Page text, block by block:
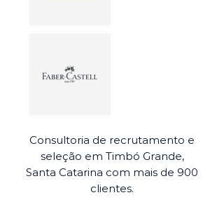
Consultoria de recrutamento e
seleção em Timbó Grande,
Santa Catarina com mais de 900
clientes.